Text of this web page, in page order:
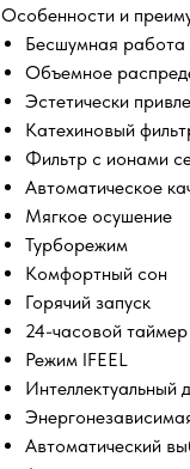
Особенности и
Бесшумная работа
Объемное
Эстетически
Катехиновый
Фильтр с ионами
Автоматическое
Мягкое осушение
Турборежим
Комфортный сон
Горячий запуск
24-часовой таймер
Режим IFEEL
Интеллектуальный
Автоматический